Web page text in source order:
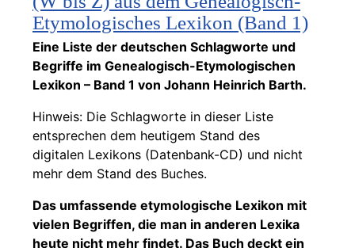
Etymologisches Lexikon (Band 1)
Eine Liste der deutschen Schlagworte und
Begriffe im Genealogisch-Etymologischen
Lexikon – Band 1 von Johann Heinrich Barth.
Hinweis: Die Schlagworte in dieser Liste
entsprechen dem heutigem Stand des
digitalen Lexikons (Datenbank-CD) und nicht
mehr dem Stand des Buches.
Das umfassende etymologische Lexikon mit
vielen Begriffen, die man in anderen Lexika
heute nicht mehr findet. Das Buch deckt ein